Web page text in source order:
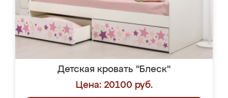
Детская кровать "Блеск"
Цена: 20100 руб.